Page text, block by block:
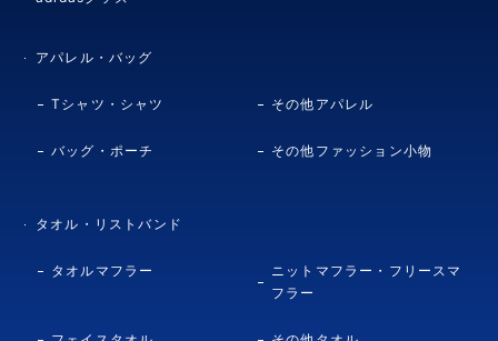
アパレル・バッグ
Tシャツ・シャツ その他アパレル
バッグ・ポーチ その他ファッション小物
タオル・リストバンド
タオルマフラー
ニットマフラー・フリースマ
フラー